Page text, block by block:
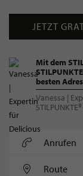
JETZT
Mit dem
besten
Vanessa |
Anrufen
Route